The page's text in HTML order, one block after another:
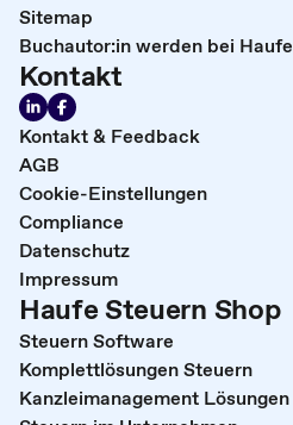
Sitemap
Buchautor:in werden bei Haufe
Kontakt
Kontakt & Feedback
AGB
Cookie-Einstellungen
Compliance
Datenschutz
Impressum
Haufe Steuern Shop
Steuern Software
Komplettlösungen Steuern
Kanzleimanagement Lösungen